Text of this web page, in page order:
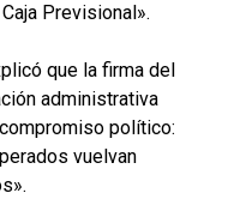
Previsional».
que la firma del
administrativa
político:
vuelvan